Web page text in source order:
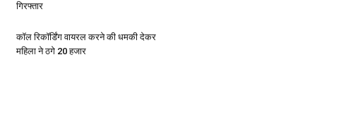
गिरफ्तार
कॉल रिकॉर्डिंग वायरल करने की धमकी देकर
महिला ने ठगे 20 हजार